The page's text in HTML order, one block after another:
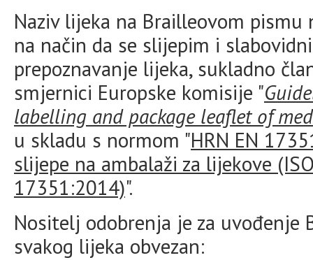
Naziv lijeka na Brailleovom
na način da se slijepim i
prepoznavanje lijeka, sukladno
smjernici Europske komisije "
labelling and package leaflet of
u skladu s normom "HRN EN
slijepe na ambalaži za lijekove
17351:2014)".
Nositelj odobrenja je za uvođenje
svakog lijeka obvezan: